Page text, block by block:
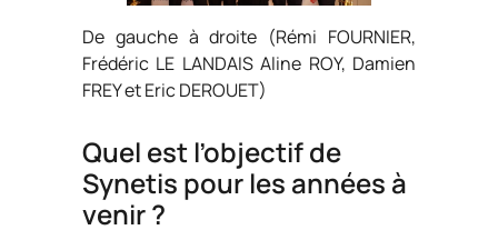
De gauche à droite (Rémi FOURNIER,
Frédéric LE LANDAIS Aline ROY, Damien
FREY et Eric DEROUET)
Quel est l’objectif de
Synetis pour les années à
venir ?